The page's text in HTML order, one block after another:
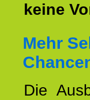
keine
Mehr
Die